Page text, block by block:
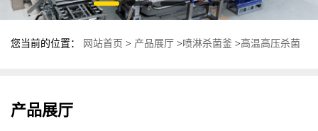
您当前的位置： 网站首页 > 产品展厅 >喷淋杀菌釜 >高温高压杀菌
产品展厅